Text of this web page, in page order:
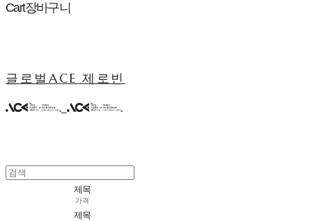
Cart장바구니
글로벌ACE 제로빈
제목
가격
제목